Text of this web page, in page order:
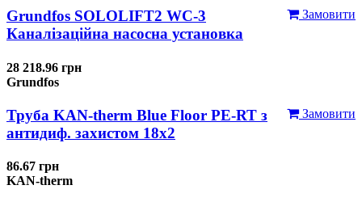
Замовити
Grundfos SOLOLIFT2 WC-3
Каналізаційна насосна установка
28 218.96 грн
Grundfos
Замовити
Труба KAN-therm Blue Floor PE-RT з
антидиф. захистом 18х2
86.67 грн
KAN-therm